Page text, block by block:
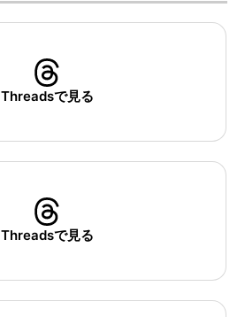
Threadsで見る
Threadsで見る